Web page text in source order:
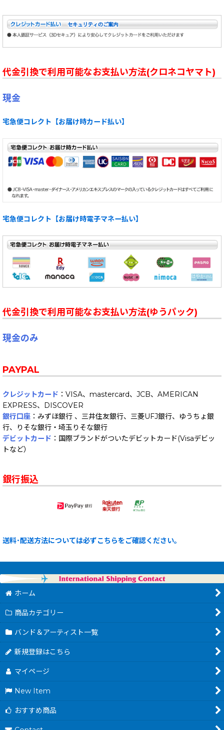
代金引換で利用可能なお支払い方法(クロネコヤマト)
現金
宅急便コレクト【お届け時カード払い】
宅急便コレクト【お届け時電子マネー払い】
代金引換で利用可能なお支払い方法(ゆうパック)
現金のみ
PAYPAL
クレジットカード ：VISA、mastercard、JCB、AMERICAN
EXPRESS、DISCOVER
銀行口座 ：みずほ銀行 、三井住友銀行、三菱UFJ銀行、ゆうちょ銀
行、りそな銀行・埼玉りそな銀行
デビットカード ：国際ブランドがついたデビットカード(Visaデビッ
トなど）
銀行振込
送料･配送方法については必ずこちらをご確認ください。
ホーム
商品カテゴリー
バンド＆アーティスト一覧
新規登録はこちら
マイページ
New Item
おすすめ商品